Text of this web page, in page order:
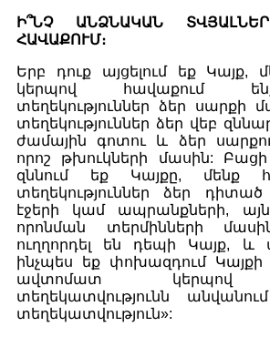
Ի՞ՆՉ ԱՆՁՆԱԿԱՆ
ՀԱՎԱՔՈՒՄ։
Երբ դուք այցելում եք
կերպով հավաքում
տեղեկություններ ձեր սարքի
տեղեկություններ ձեր վեբ
ժամային գոտու և ձեր
որոշ թխուկների մասին:
զննում եք Կայքը, մենք
տեղեկություններ ձեր
էջերի կամ ապրանքների,
որոնման տերմինների
ուղղորդել են դեպի Կայք, և
ինչպես եք փոխազդում
ավտոմատ կերպով
տեղեկատվությունն
տեղեկատվություն»: